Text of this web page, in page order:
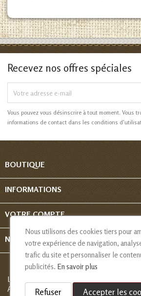
Recevez nos offres spéciales
Vous pouvez vous désinscrire à tout moment. Vous
informations de contact dans les conditions
BOUTIQUE
INFORMATIONS
VOTRE COMPTE
NOUS CONTACTER
Les Créations de Nadia - Copyright
© 2013-
Alcaweb
Nous utilisons des cookies tiers pour
votre expérience de navigation,
trafic du site et personnaliser le
publicités. En savoir plus
Accepter les
Refuser